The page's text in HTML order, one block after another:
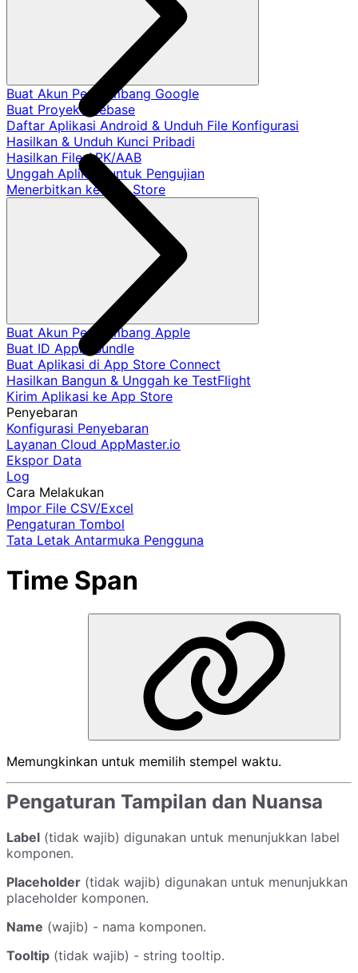
Buat Akun Pengembang Google
Buat Proyek Firebase
Daftar Aplikasi Android & Unduh File Konfigurasi
Hasilkan & Unduh Kunci Pribadi
Hasilkan File APK/AAB
Unggah Aplikasi untuk Pengujian
Menerbitkan ke App Store
Buat Akun Pengembang Apple
Buat ID Apple Bundle
Buat Aplikasi di App Store Connect
Hasilkan Bangun & Unggah ke TestFlight
Kirim Aplikasi ke App Store
Penyebaran
Konfigurasi Penyebaran
Layanan Cloud AppMaster.io
Ekspor Data
Log
Cara Melakukan
Impor File CSV/Excel
Pengaturan Tombol
Tata Letak Antarmuka Pengguna
Time Span
Memungkinkan untuk memilih stempel waktu.
Pengaturan Tampilan dan Nuansa
Label (tidak wajib) digunakan untuk menunjukkan label
komponen.
Placeholder (tidak wajib) digunakan untuk menunjukkan
placeholder komponen.
Name (wajib) - nama komponen.
Tooltip (tidak wajib) - string tooltip.